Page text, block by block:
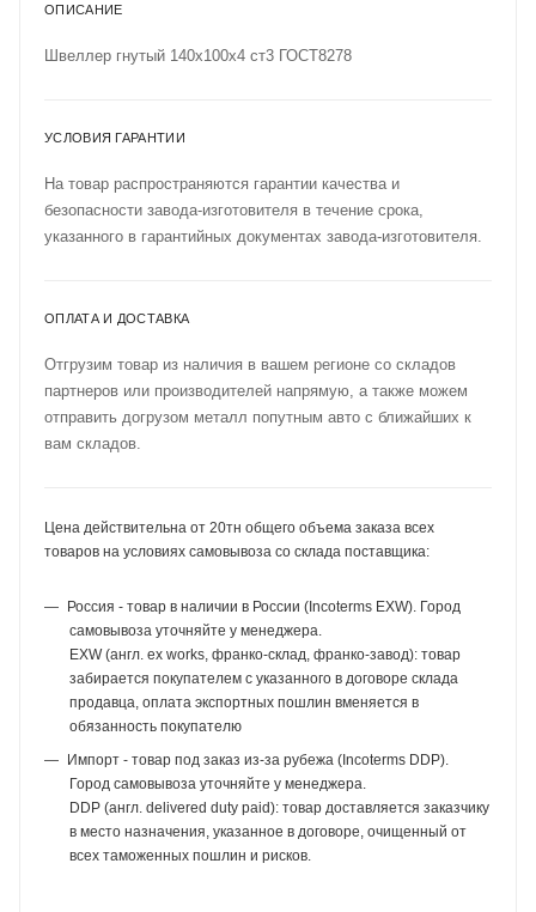
ОПИСАНИЕ
Швеллер гнутый 140х100х4 ст3 ГОСТ8278
УСЛОВИЯ ГАРАНТИИ
На товар распространяются гарантии качества и
безопасности завода-изготовителя в течение срока,
указанного в гарантийных документах завода-изготовителя.
ОПЛАТА И ДОСТАВКА
Отгрузим товар из наличия в вашем регионе со складов
партнеров или производителей напрямую, а также можем
отправить догрузом металл попутным авто с ближайших к
вам складов.
Цена действительна от 20тн общего объема заказа всех
товаров на условиях самовывоза со склада поставщика:
Россия - товар в наличии в России (Incoterms EXW). Город
самовывоза уточняйте у менеджера.
EXW (англ. ex works, франко-склад, франко-завод): товар
забирается покупателем с указанного в договоре склада
продавца, оплата экспортных пошлин вменяется в
обязанность покупателю
Импорт - товар под заказ из-за рубежа (Incoterms DDP).
Город самовывоза уточняйте у менеджера.
DDP (англ. delivered duty paid): товар доставляется заказчику
в место назначения, указанное в договоре, очищенный от
всех таможенных пошлин и рисков.